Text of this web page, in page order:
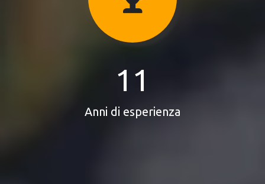
11
Anni di esperienza